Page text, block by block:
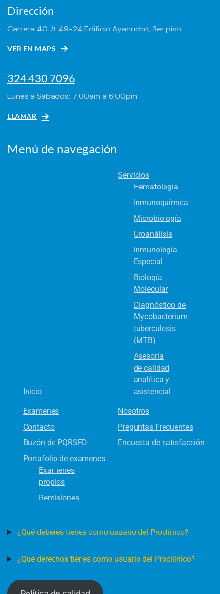
Dirección
Carrera 40 # 49-24 Edificio Ayacucho, 3er piso
VER EN MAPS
324 430 7096
Lunes a Sábados: 7:00am a 6:00pm
LLAMAR
Menú de navegación
Inicio
Servicios
Hematología
Inmunoquímica
Microbiología
Uroanálisis
inmunología
Especial
Biología
Molecular
Diagnóstico de
Mycobacterium
tuberculosis
(MTB)
Asesoría
de calidad
analítica y
asistencial
Examenes
Nosotros
Contacto
Preguntas Frecuentes
Buzón de PQRSFD
Encuesta de satisfacción
Portafolio de examenes
Examenes
propios
Remisiones
¿Qué deberes tienes como usuario del Proclínico?
¿Qué derechos tienes como usuario del Procilinico?